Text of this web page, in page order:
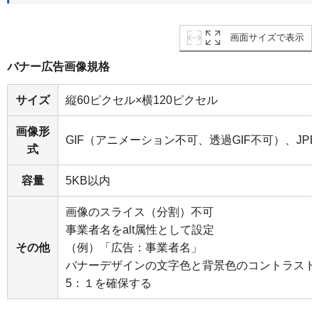
画面サイズで表示
バナー広告画像規格
サイズ 縦60ピクセル×横120ピクセル
画像形
式
GIF（アニメーション不可、透過GIF不可）、
容量 5KB以内
その他
画像のスライス（分割）不可
事業者名をalt属性として設定
（例）「広告：事業者名」
バナーデザインの文字色と背景色のコントラス
5：１を確保する